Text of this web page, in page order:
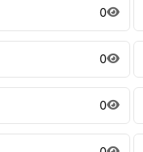
0
0
0